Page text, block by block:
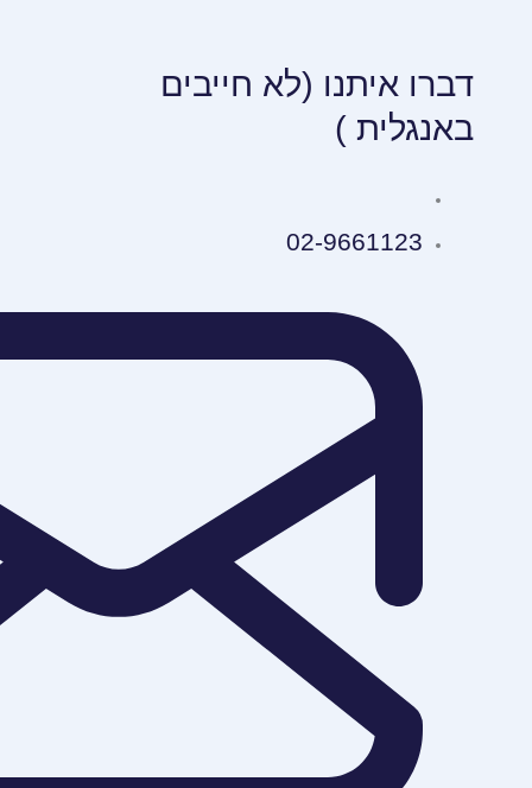
דברו איתנו (לא חייבים
באנגלית )
02-9661123